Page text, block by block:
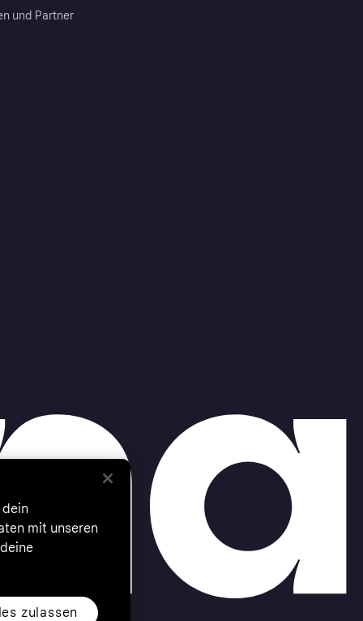
und Partner
dein
mit unseren
zulassen